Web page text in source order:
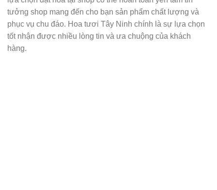
tưởng shop mang đến cho bạn sản phẩm chất lượng và
phục vụ chu đáo. Hoa tươi Tây Ninh chính là sự lựa chọn
tốt nhận được nhiều lòng tin và ưa chuộng của khách
hàng.